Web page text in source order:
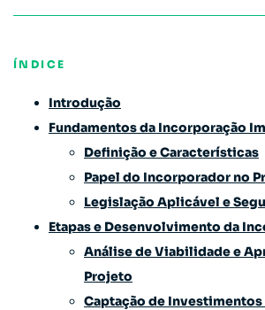
ÍNDICE
Introdução
Fundamentos da Incorporação
Definição e Características
Papel do Incorporador no
Legislação Aplicável e
Etapas e Desenvolvimento da
Análise de Viabilidade e
Projeto
Captação de Investimentos